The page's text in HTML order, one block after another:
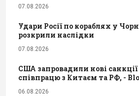
07.08.2026
Удари Росії по кораблях у
розкрили наслідки
07.08.2026
США запровадили нові
співпрацю з Китаєм та РФ, -
06.08.2026